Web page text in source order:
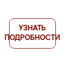
УЗНАТЬ
ПОДРОБНОСТИ